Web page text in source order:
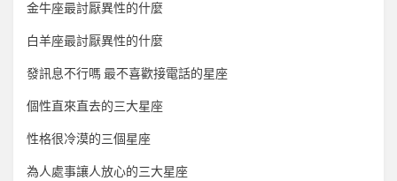
金牛座最討厭異性的什麼
白羊座最討厭異性的什麼
發訊息不行嗎 最不喜歡接電話的星座
個性直來直去的三大星座
性格很冷漠的三個星座
為人處事讓人放心的三大星座